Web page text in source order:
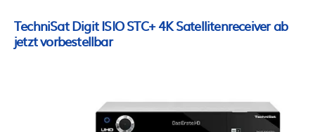
TechniSat Digit ISIO STC+ 4K Satellitenreceiver ab
jetzt vorbestellbar